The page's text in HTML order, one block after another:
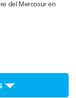
del Mercosur en